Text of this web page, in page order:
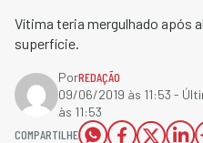
Vítima teria mergulhado após
superfície.
PorREDAÇÃO
09/06/2019 às 11:53 -
às 11:53
COMPARTILHE